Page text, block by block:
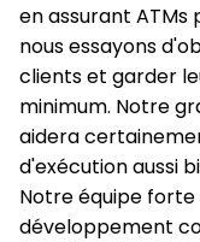
en assurant
nous essayons
clients et garder
minimum. Notre
aidera
d'exécution aussi
Notre équipe
développement